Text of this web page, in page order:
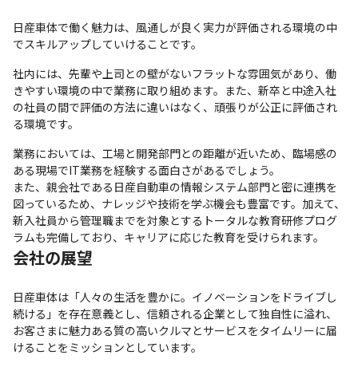
日産車体で働く魅力は、風通しが良く実力が評価される環境の中
でスキルアップしていけることです。
社内には、先輩や上司との壁がないフラットな雰囲気があり、働
きやすい環境の中で業務に取り組めます。また、新卒と中途入社
の社員の間で評価の方法に違いはなく、頑張りが公正に評価され
る環境です。
業務においては、工場と開発部門との距離が近いため、臨場感の
ある現場でIT業務を経験する面白さがあるでしょう。
また、親会社である日産自動車の情報システム部門と密に連携を
図っているため、ナレッジや技術を学ぶ機会も豊富です。加えて、
新入社員から管理職までを対象とするトータルな教育研修プログ
ラムも完備しており、キャリアに応じた教育を受けられます。
会社の展望
日産車体は「人々の生活を豊かに。イノベーションをドライブし
続ける」を存在意義とし、信頼される企業として独自性に溢れ、
お客さまに魅力ある質の高いクルマとサービスをタイムリーに届
けることをミッションとしています。